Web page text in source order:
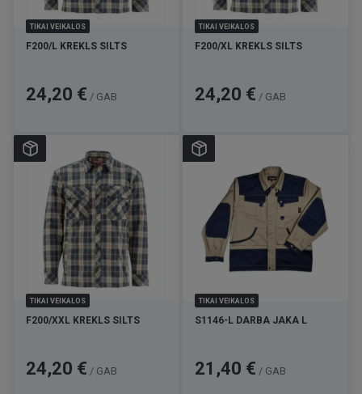
TIKAI VEIKALOS
F200/L KREKLS SILTS
Cena
24,20 € / GAB
TIKAI VEIKALOS
F200/XL KREKLS SILTS
Cena
24,20 € / GAB
TIKAI VEIKALOS
F200/XXL KREKLS SILTS
Cena
24,20 € / GAB
TIKAI VEIKALOS
S1146-L DARBA JAKA L
Cena
21,40 € / GAB